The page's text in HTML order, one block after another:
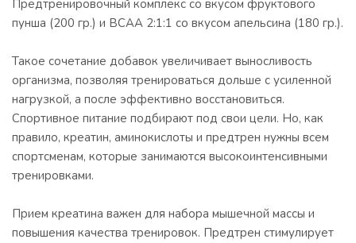
Предтренировочный комплекс со вкусом фруктового
пунша (200 гр.) и BCAA 2:1:1 со вкусом апельсина (180 гр.).
Такое сочетание добавок увеличивает выносливость
организма, позволяя тренироваться дольше с усиленной
нагрузкой, а после эффективно восстановиться.
Спортивное питание подбирают под свои цели. Но, как
правило, креатин, аминокислоты и предтрен нужны всем
спортсменам, которые занимаются высокоинтенсивными
тренировками.
Прием креатина важен для набора мышечной массы и
повышения качества тренировок. Предтрен стимулирует